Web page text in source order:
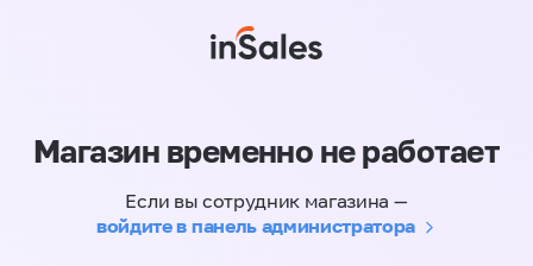
Магазин временно не работает
Если вы сотрудник магазина —
войдите в панель администратора